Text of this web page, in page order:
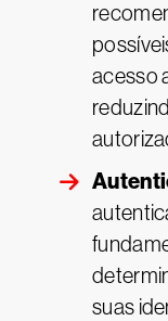
acesso
suas